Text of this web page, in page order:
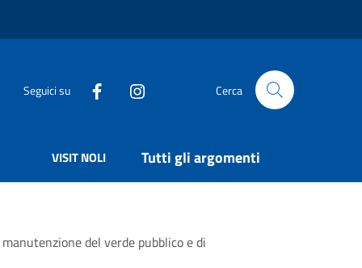
Seguici su Cerca
VISIT NOLI Tutti gli argomenti
del verde pubblico e di